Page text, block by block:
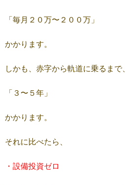
「毎月２０万〜２００万」
かかります。
しかも、赤字から軌道に乗るまで、
「３〜５年」
かかります。
それに比べたら、
・設備投資ゼロ